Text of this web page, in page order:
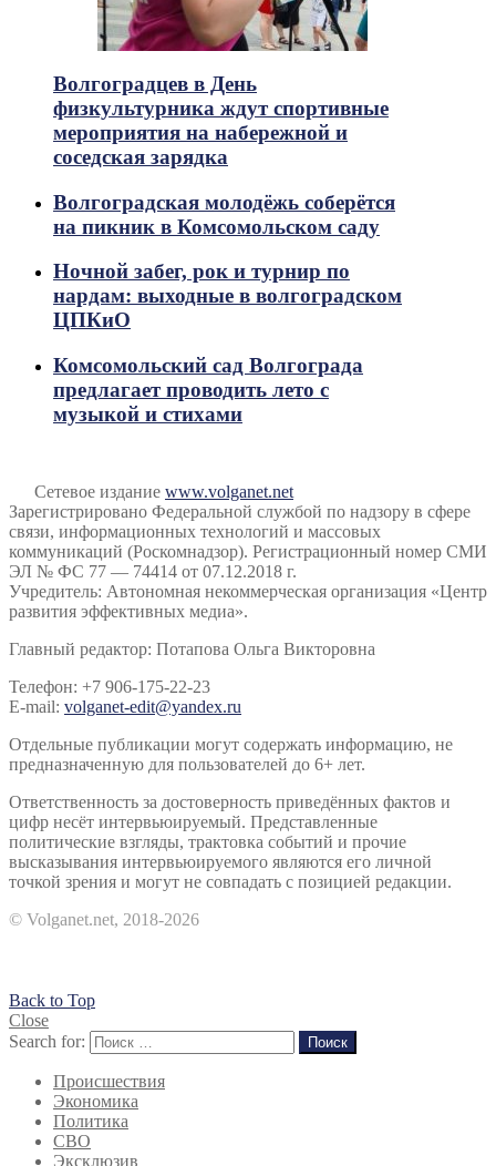
Волгоградцев в День
физкультурника ждут спортивные
мероприятия на набережной и
соседская зарядка
Волгоградская молодёжь соберётся
на пикник в Комсомольском саду
Ночной забег, рок и турнир по
нардам: выходные в волгоградском
ЦПКиО
Комсомольский сад Волгограда
предлагает проводить лето с
музыкой и стихами
Сетевое издание www.volganet.net
Зарегистрировано Федеральной службой по надзору в сфере
связи, информационных технологий и массовых
коммуникаций (Роскомнадзор). Регистрационный номер СМИ
ЭЛ № ФС 77 — 74414 от 07.12.2018 г.
Учредитель: Автономная некоммерческая организация «Центр
развития эффективных медиа».
Главный редактор: Потапова Ольга Викторовна
Телефон: +7 906-175-22-23
E-mail: volganet-edit@yandex.ru
Отдельные публикации могут содержать информацию, не
предназначенную для пользователей до 6+ лет.
Ответственность за достоверность приведённых фактов и
цифр несёт интервьюируемый. Представленные
политические взгляды, трактовка событий и прочие
высказывания интервьюируемого являются его личной
точкой зрения и могут не совпадать с позицией редакции.
© Volganet.net, 2018-2026
Back to Top
Close
Search for:
Поиск
Происшествия
Экономика
Политика
СВО
Эксклюзив